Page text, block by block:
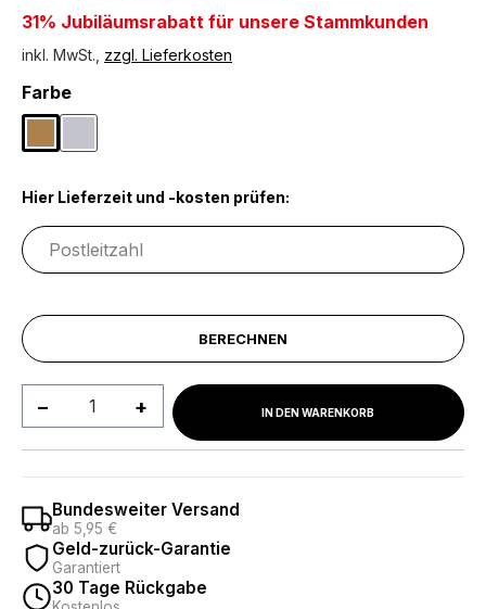
31% Jubiläumsrabatt für unsere Stammkunden
inkl. MwSt., zzgl. Lieferkosten
Farbeauswählen
Eichefarben
Hellgrau
Hier Lieferzeit und -kosten prüfen:
BERECHNEN
Produkt Anzahl: Gib denIN DEN WARENKORB
Bundesweiter Versand
ab 5,95 €
Geld-zurück-Garantie
Garantiert
30 Tage Rückgabe